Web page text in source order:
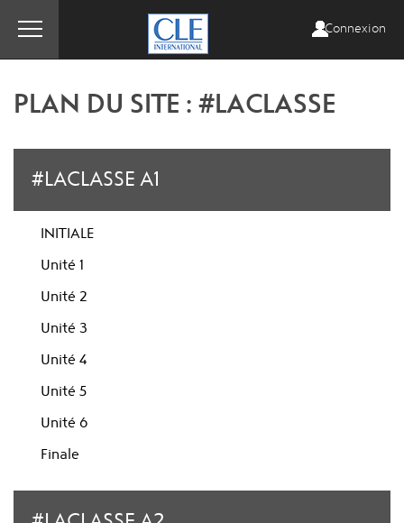
Connexion
PLAN DU SITE : #LACLASSE
#LACLASSE A1
INITIALE
Unité 1
Unité 2
Unité 3
Unité 4
Unité 5
Unité 6
Finale